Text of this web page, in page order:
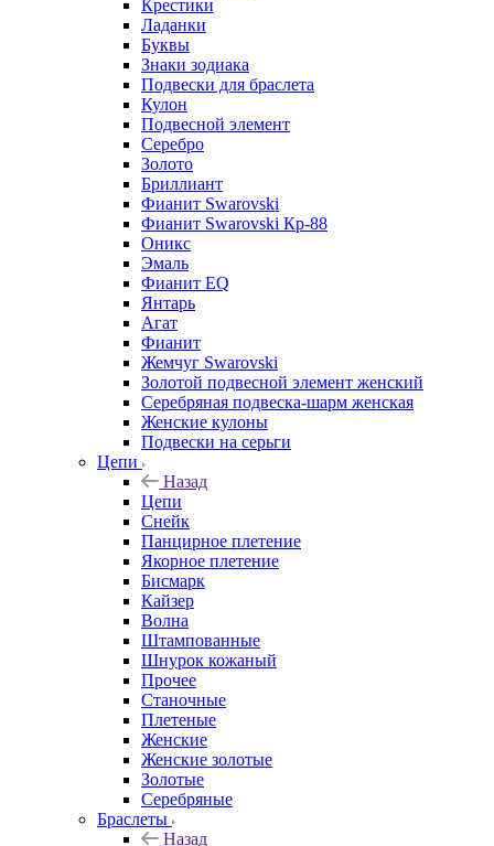
Крестики
Ладанки
Буквы
Знаки зодиака
Подвески для браслета
Кулон
Подвесной элемент
Серебро
Золото
Бриллиант
Фианит Swarovski
Фианит Swarovski Кр-88
Оникс
Эмаль
Фианит EQ
Янтарь
Агат
Фианит
Жемчуг Swarovski
Золотой подвесной элемент женcкий
Серебряная подвеска-шарм женская
Женские кулоны
Подвески на серьги
Цепи
Назад
Цепи
Снейк
Панцирное плетение
Якорное плетение
Бисмарк
Кайзер
Волна
Штампованные
Шнурок кожаный
Прочее
Станочные
Плетеные
Женские
Женские золотые
Золотые
Серебряные
Браслеты
Назад